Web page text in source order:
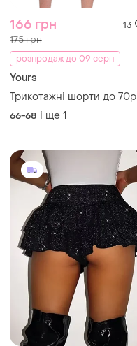
166 грн 13
175 грн
розпродаж до 09 серп
Yours
Трикотажні шорти до 70р
66-68 і ще 1